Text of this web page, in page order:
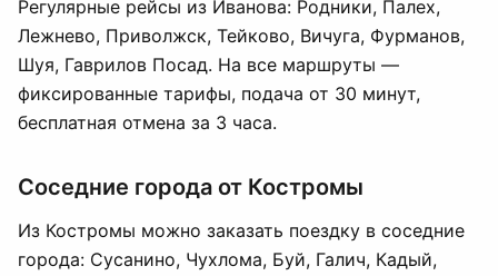
Регулярные рейсы из Иванова: Родники, Палех,
Лежнево, Приволжск, Тейково, Вичуга, Фурманов,
Шуя, Гаврилов Посад. На все маршруты —
фиксированные тарифы, подача от 30 минут,
бесплатная отмена за 3 часа.
Соседние города от Костромы
Из Костромы можно заказать поездку в соседние
города: Сусанино, Чухлома, Буй, Галич, Кадый,